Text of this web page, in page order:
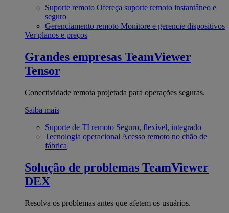
Suporte remoto Ofereça suporte remoto instantâneo e
seguro
Gerenciamento remoto Monitore e gerencie dispositivos
Ver planos e preços
Grandes empresas TeamViewer
Tensor
Conectividade remota projetada para operações seguras.
Saiba mais
Suporte de TI remoto Seguro, flexível, integrado
Tecnologia operacional Acesso remoto no chão de
fábrica
Solução de problemas TeamViewer
DEX
Resolva os problemas antes que afetem os usuários.